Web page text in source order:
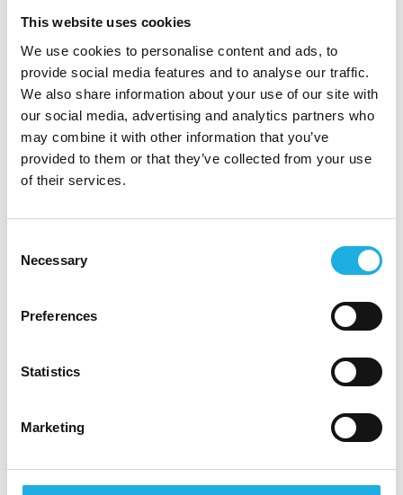
This website uses cookies
We use cookies to personalise content and ads, to
provide social media features and to analyse our traffic.
We also share information about your use of our site with
our social media, advertising and analytics partners who
may combine it with other information that you’ve
provided to them or that they’ve collected from your use
of their services.
Selection
Necessary
Preferences
Statistics
Marketing
Har et højt energiniveau og trives med at
Har en naturlig evne til at skabe tillid
Har stærke samarbejds- og
kommunikationsevner (på dansk og engelsk)
Har erfaring med CRM-systemer (erfaring
med Salesforce er en fordel)
Erfaring fra producentsiden eller erfaring
virksomhed med stærke værdier
der i mere end 145 år har været
opvarmningsteknologi. Vaillant Nordic er et
datterselskab af Vaillant Group og kendetegnes
Vi tilbyder dig her en unik mulighed for at blive